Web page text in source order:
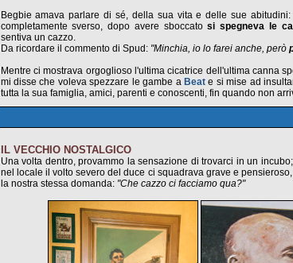
Begbie amava parlare di sé, della sua vita e delle sue
completamente sverso, dopo avere sboccatosi spegneva le
sentiva un cazzo.
Da ricordare il commento di Spud: "Minchia, io lo farei anche, però
Mentre ci mostrava orgoglioso l'ultima cicatrice dell'ultima canna
mi disse che voleva spezzare le gambe a Beat e si mise ad
tutta la sua famiglia, amici, parenti e conoscenti, fin quando non
IL VECCHIO NOSTALGICO
Una volta dentro, provammo la sensazione di trovarci in un
nel locale il volto severo del duce ci squadrava grave e
la nostra stessa domanda: "Che cazzo ci facciamo qua?"